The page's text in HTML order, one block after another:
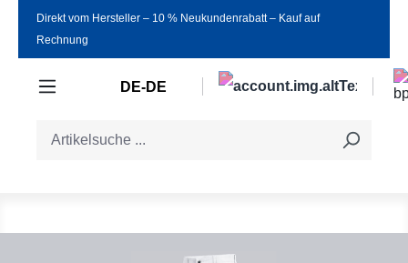
Zum Hauptinhalt springen
Direkt vom Hersteller ‒ 10 % Neukundenrabatt ‒ Kauf auf
Rechnung
DE-DE